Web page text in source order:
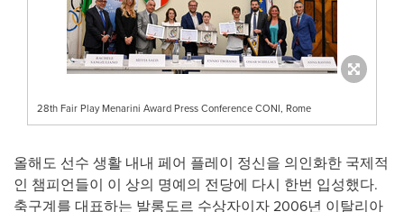
28th Fair Play Menarini Award Press Conference CONI, Rome
올해도 선수 생활 내내 페어 플레이 정신을 의인화한 국제적
인 챔피언들이 이 상의 명예의 전당에 다시 한번 입성했다.
축구계를 대표하는 발롱도르 수상자이자 2006년 이탈리아